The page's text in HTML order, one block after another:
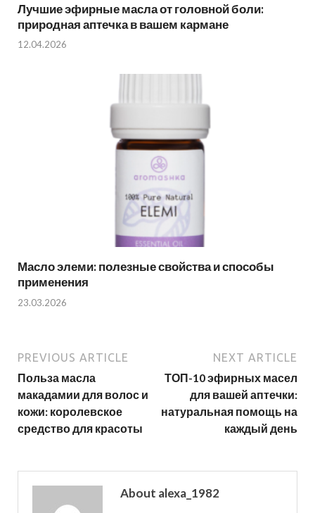
Лучшие эфирные масла от головной боли:
природная аптечка в вашем кармане
12.04.2026
Масло элеми: полезные свойства и способы
применения
23.03.2026
PREVIOUS ARTICLE
Польза масла
макадамии для волос и
кожи: королевское
средство для красоты
NEXT ARTICLE
ТОП-10 эфирных масел
для вашей аптечки:
натуральная помощь на
каждый день
About alexa_1982